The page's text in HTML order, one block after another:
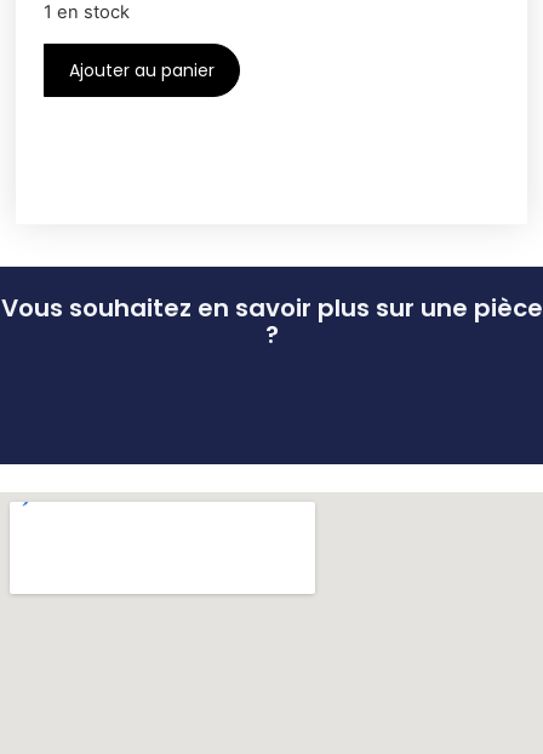
1 en stock
Ajouter au panier
Vous souhaitez en savoir plus sur une pièce
?